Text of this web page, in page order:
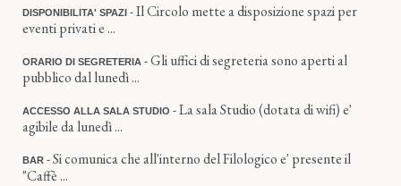
DISPONIBILITA' SPAZI - Il Circolo mette a disposizione spazi per
eventi privati e ...
ORARIO DI SEGRETERIA - Gli uffici di segreteria sono aperti al
pubblico dal lunedì ...
ACCESSO ALLA SALA STUDIO - La sala Studio (dotata di wifi) e'
agibile da lunedì ...
BAR - Si comunica che all'interno del Filologico e' presente il
"Caffè ...